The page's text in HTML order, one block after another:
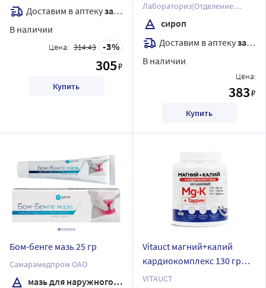
Доставим в аптекузавтра
В наличии
Цена: 314.43 3
305₽
Купить
Лабораториз(Отделение
фирмы Дж.Б.Кемикалс энд
Фармасьютикалс Лтд)
сироп
Доставим в аптекузавтра
В наличии
Цена:
383₽
Купить
Бом-бенге мазь 25 гр
Самарамедпром ОАО
мазь для наружного применения
Vitauct магний+калий
кардиокомплекс 130 гр
порошок/банка
VITAUCT